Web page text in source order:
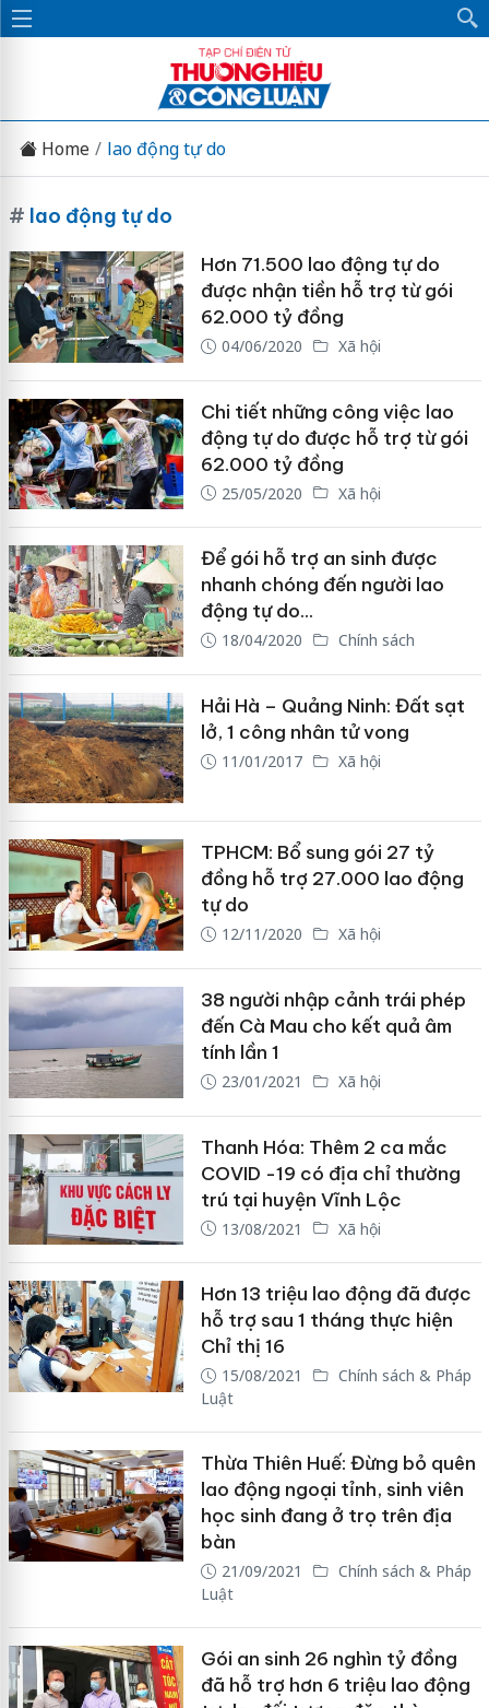
Home lao động tự do
# lao động tự do
Hơn 71.500 lao động tự do
được nhận tiền hỗ trợ từ gói
62.000 tỷ đồng
04/06/2020 Xã hội
Chi tiết những công việc lao
động tự do được hỗ trợ từ gói
62.000 tỷ đồng
25/05/2020 Xã hội
Để gói hỗ trợ an sinh được
nhanh chóng đến người lao
động tự do...
18/04/2020 Chính sách
Hải Hà – Quảng Ninh: Đất sạt
lở, 1 công nhân tử vong
11/01/2017 Xã hội
TPHCM: Bổ sung gói 27 tỷ
đồng hỗ trợ 27.000 lao động
tự do
12/11/2020 Xã hội
38 người nhập cảnh trái phép
đến Cà Mau cho kết quả âm
tính lần 1
23/01/2021 Xã hội
Thanh Hóa: Thêm 2 ca mắc
COVID -19 có địa chỉ thường
trú tại huyện Vĩnh Lộc
13/08/2021 Xã hội
Hơn 13 triệu lao động đã được
hỗ trợ sau 1 tháng thực hiện
Chỉ thị 16
15/08/2021
Chính sách & Pháp
Luật
Thừa Thiên Huế: Đừng bỏ quên
lao động ngoại tỉnh, sinh viên
học sinh đang ở trọ trên địa
bàn
21/09/2021
Chính sách & Pháp
Luật
Gói an sinh 26 nghìn tỷ đồng
đã hỗ trợ hơn 6 triệu lao động